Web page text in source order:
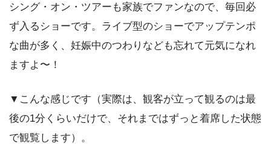
シング・オン・ツアーも家族でファンなので、毎回必
ず入るショーです。ライブ型のショーでアップテンポ
な曲が多く、妊娠中のつわりなども忘れて元気になれ
ますよ〜！
▼こんな感じです（実際は、観客が立って観るのは最
後の1分くらいだけで、それまではずっと着席した状態
で観覧します）。